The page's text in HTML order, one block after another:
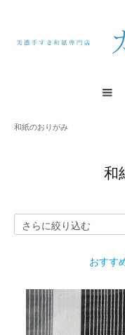
和紙のおりがみ
和
おすす